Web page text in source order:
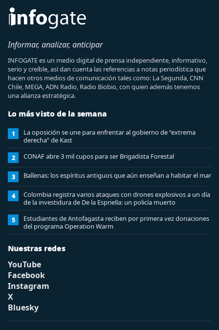
Informar, analizar, anticipar
INFOGATE es un medio digital de prensa independiente, informativo,
serio y creíble, así dan cuenta las referencias a notas periodística que
hacen otros medios de comunicación tales como: La Segunda, CNN
Chile, MEGA, ADN Radio, Radio Biobio, con quien además tenemos
una alianza estratégica.
Lo más visto de la semana
1
La oposición se une para enfrentar al gobierno de “extrema
derecha” de Kast
2 CONAF abre 3 mil cupos para ser Brigadista Forestal
3 Ballenas: los espíritus antiguos que aún enseñan a habitar el mar
4
Colombia registra varios ataques con drones explosivos a un día
de la investidura de De la Espriella: un policía muerto
5
Estudiantes de Antofagasta reciben por primera vez donaciones
del programa Operation Warm
Nuestras redes
YouTube
Facebook
Instagram
X
Bluesky